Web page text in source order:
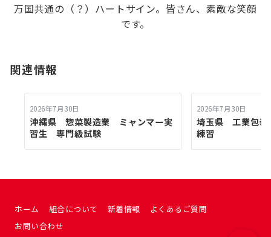
万国共通の（？）ハートサイン。皆さん、素敵な笑顔
です。
関連情報
2026年7月30日
沖縄県 惣菜製造業 ミャンマー実
習生 専門級試験
2026年7月30日
埼玉県 工業包
練習
ホーム 組合について 新着情報
よくあるご質問
お問い合わせ